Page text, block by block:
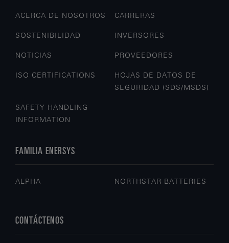
ACERCA DE NOSOTROS CARRERAS
SOSTENIBILIDAD INVERSORES
NOTICIAS PROVEEDORES
ISO CERTIFICATIONS
HOJAS DE DATOS DE
SEGURIDAD (SDS/MSDS)
SAFETY HANDLING
INFORMATION
FAMILIA ENERSYS
ALPHA NORTHSTAR BATTERIES
CONTÁCTENOS